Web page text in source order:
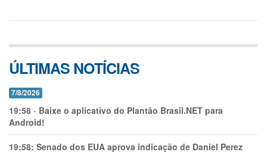
ÚLTIMAS NOTÍCIAS
7/8/2026
19:58 - Baixe o aplicativo do Plantão Brasil.NET para
Android!
19:58: Senado dos EUA aprova indicação de Daniel Perez